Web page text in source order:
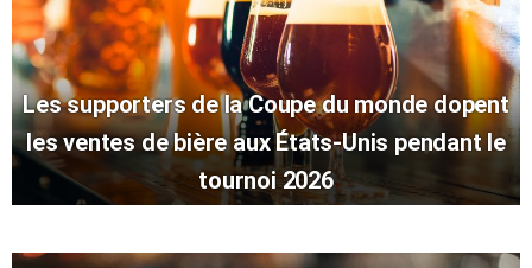
Les supporters de la Coupe du monde dopent
les ventes de bière aux États-Unis pendant le
tournoi 2026